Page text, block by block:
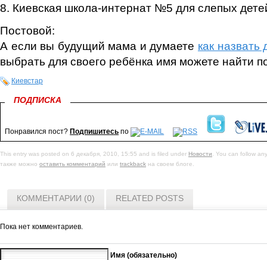
8. Киевская школа-интернат №5 для слепых
Постовой:
А если вы будущий мама и думаете как назвать
выбрать для своего ребёнка имя можете найти
Киевстар
ПОДПИСКА
Понравился пост? Подпишитесь по
This entry was posted on 6 декабря, 2010, 15:55 and is filed under Новости. You can follow
также можно оставить комментарий или trackback на своем блоге.
КОММЕНТАРИИ (0) RELATED POSTS
Пока нет комментариев.
Имя (обязательно)